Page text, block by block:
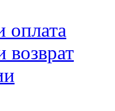
оплата
возврат